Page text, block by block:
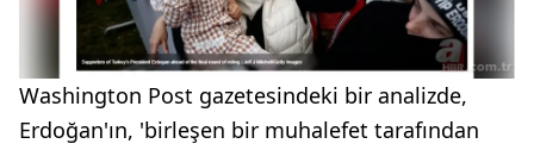
Washington Post gazetesindeki bir analizde,
Erdoğan'ın, 'birleşen bir muhalefet tarafından